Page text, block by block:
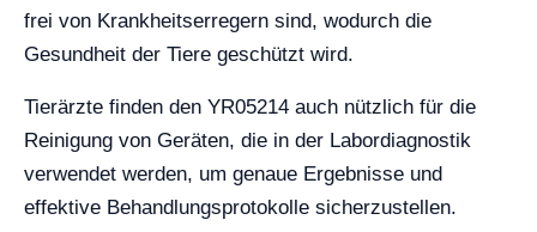
frei von Krankheitserregern sind, wodurch die
Gesundheit der Tiere geschützt wird.
Tierärzte finden den YR05214 auch nützlich für die
Reinigung von Geräten, die in der Labordiagnostik
verwendet werden, um genaue Ergebnisse und
effektive Behandlungsprotokolle sicherzustellen.